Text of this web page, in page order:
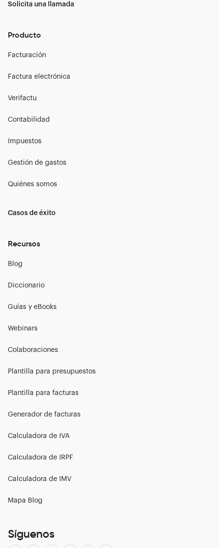
Solicita una llamada
Producto
Facturación
Factura electrónica
Verifactu
Contabilidad
Impuestos
Gestión de gastos
Quiénes somos
Casos de éxito
Recursos
Blog
Diccionario
Guías y eBooks
Webinars
Colaboraciones
Plantilla para presupuestos
Plantilla para facturas
Generador de facturas
Calculadora de IVA
Calculadora de IRPF
Calculadora de IMV
Mapa Blog
Síguenos